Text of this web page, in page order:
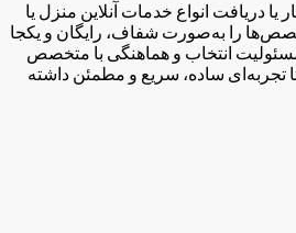
یا دریافت انواع خدمات آنلاین منزل یا
را به‌صورت شفاف، رایگان و یکجا
انتخاب و هماهنگی با متخصص
تجربه‌ای ساده، سریع و مطمئن داشته